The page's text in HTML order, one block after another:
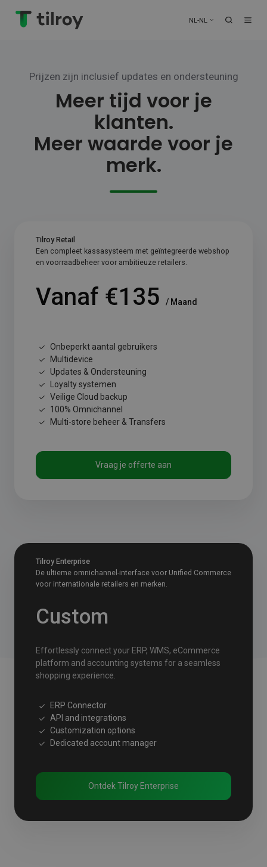
NL-NL
Prijzen zijn inclusief updates en ondersteuning
Meer tijd voor je
klanten.
Meer waarde voor je
merk.
Tilroy Retail
Een compleet kassasysteem met geïntegreerde webshop
en voorraadbeheer voor ambitieuze retailers.
Vanaf €135 / Maand
Onbeperkt aantal gebruikers
Multidevice
Updates & Ondersteuning
Loyalty systemen
Veilige Cloud backup
100% Omnichannel
Multi-store beheer & Transfers
Vraag je offerte aan
Tilroy Enterprise
De ultieme omnichannel-interface voor Unified Commerce
voor internationale retailers en merken.
Custom
Effortlessly connect your ERP, WMS, eCommerce
platform and accounting systems for a seamless
shopping experience.
ERP Connector
API and integrations
Customization options
Dedicated account manager
Ontdek Tilroy Enterprise